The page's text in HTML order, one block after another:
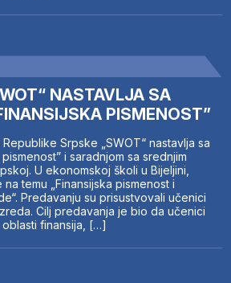
NASTAVLJA SA
PISMENOST”
Srpske „SWOT“ nastavlja sa
i saradnjom sa srednjim
U ekonomskoj školi u Bijeljini,
temu „Finansijska pismenost i
Predavanju su prisustvovali učenici
Cilj predavanja je bio da učenici
finansija, […]